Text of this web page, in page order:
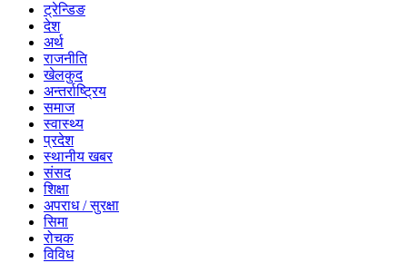
ट्रेन्डिङ
देश
अर्थ
राजनीति
खेलकुद
अन्तर्राष्ट्रिय
समाज
स्वास्थ्य
प्रदेश
स्थानीय खबर
संसद
शिक्षा
अपराध / सुरक्षा
सिमा
रोचक
विविध